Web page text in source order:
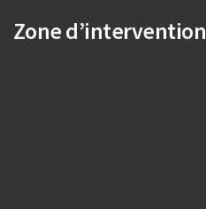
Zone d’intervention